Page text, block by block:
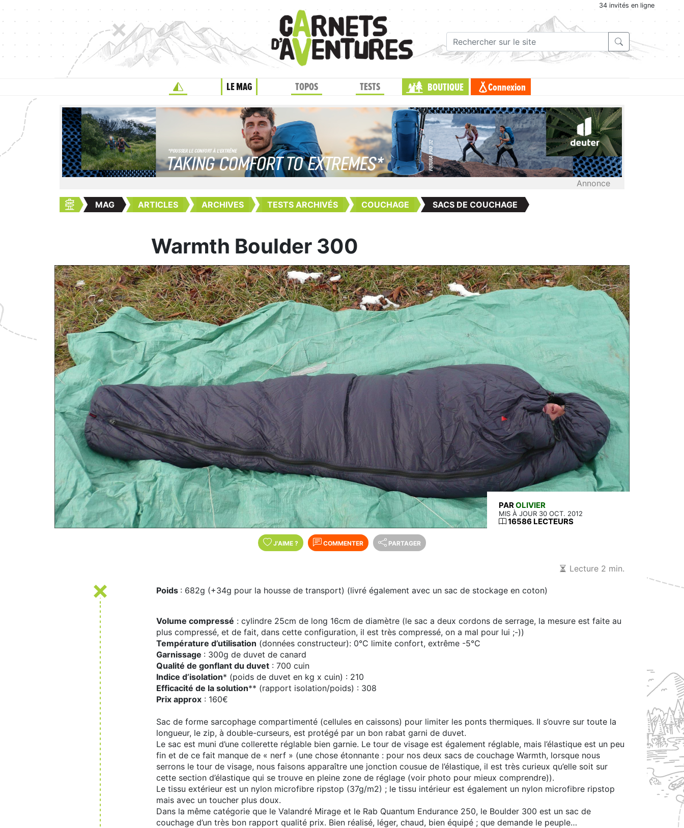
34 invités en ligne
LE MAG TOPOS TESTS BOUTIQUE Connexion
Annonce
MAG ARTICLES ARCHIVES TESTS ARCHIVÉS COUCHAGE SACS DE COUCHAGE
Warmth Boulder 300
PAROLIVIER
MIS À JOUR 30 OCT. 2012
16586 LECTEURS
J'AIME ? COMMENTER PARTAGER
Lecture 2 min.
Poids : 682g (+34g pour la housse de transport) (livré également avec un sac de stockage en coton)
Volume compressé : cylindre 25cm de long 16cm de diamètre (le sac a deux cordons de serrage, la mesure est faite au
plus compressé, et de fait, dans cette configuration, il est très compressé, on a mal pour lui ;-))
Température d’utilisation (données constructeur): 0°C limite confort, extrême -5°C
Garnissage : 300g de duvet de canard
Qualité de gonflant du duvet : 700 cuin
Indice d’isolation* (poids de duvet en kg x cuin) : 210
Efficacité de la solution** (rapport isolation/poids) : 308
Prix approx : 160€
Sac de forme sarcophage compartimenté (cellules en caissons) pour limiter les ponts thermiques. Il s’ouvre sur toute la
longueur, le zip, à double-curseurs, est protégé par un bon rabat garni de duvet.
Le sac est muni d’une collerette réglable bien garnie. Le tour de visage est également réglable, mais l’élastique est un peu
fin et de ce fait manque de « nerf » (une chose étonnante : pour nos deux sacs de couchage Warmth, lorsque nous
serrons le tour de visage, nous faisons apparaître une jonction cousue de l’élastique, il est très curieux qu’elle soit sur
cette section d’élastique qui se trouve en pleine zone de réglage (voir photo pour mieux comprendre)).
Le tissu extérieur est un nylon microfibre ripstop (37g/m2) ; le tissu intérieur est également un nylon microfibre ripstop
mais avec un toucher plus doux.
Dans la même catégorie que le Valandré Mirage et le Rab Quantum Endurance 250, le Boulder 300 est un sac de
couchage d’un très bon rapport qualité prix. Bien réalisé, léger, chaud, bien équipé ; que demande le peuple…